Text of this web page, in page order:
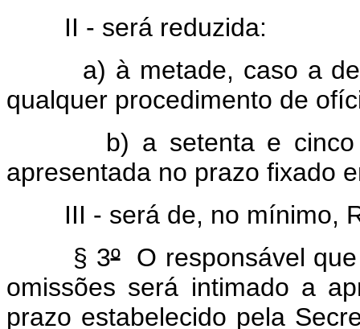
II - será reduzida:
a) à metade, caso a
qualquer procedimento de
b) a setenta e cinco
apresentada no prazo fixado
III - será de, no mínimo,
§ 3ºO responsável que
omissões será intimado a
prazo estabelecido pela